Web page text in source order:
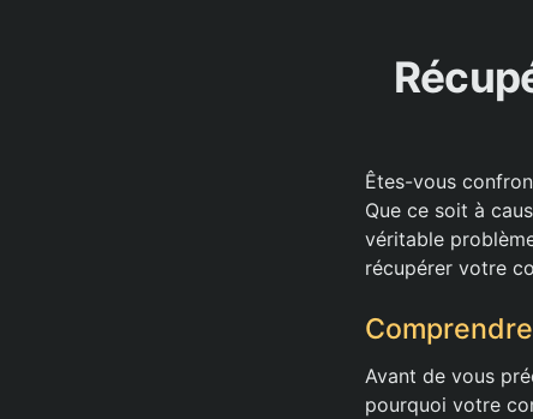
Êtes-vous
Que ce soit à
véritable
récupérer votre
Avant de vous
pourquoi votre